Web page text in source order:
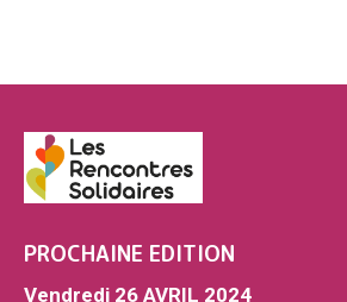
PROCHAINE EDITION
Vendredi 26 AVRIL 2024